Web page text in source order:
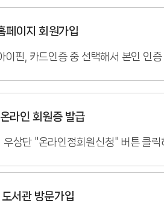
페이지 회원가입
이핀, 카드인증 중 선택해서 본인 인증
라인 회원증 발급
우상단 "온라인정회원신청" 버튼 클
서관 방문가입